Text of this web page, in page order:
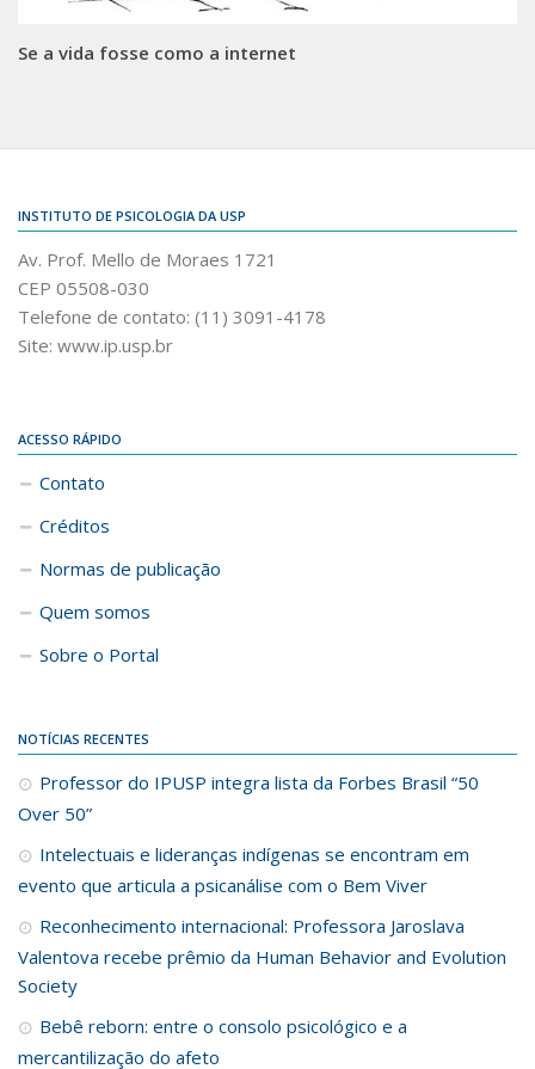
Se a vida fosse como a internet
INSTITUTO DE PSICOLOGIA DA USP
Av. Prof. Mello de Moraes 1721
CEP 05508-030
Telefone de contato: (11) 3091-4178
Site: www.ip.usp.br
ACESSO RÁPIDO
Contato
Créditos
Normas de publicação
Quem somos
Sobre o Portal
NOTÍCIAS RECENTES
Professor do IPUSP integra lista da Forbes Brasil “50
Over 50”
Intelectuais e lideranças indígenas se encontram em
evento que articula a psicanálise com o Bem Viver
Reconhecimento internacional: Professora Jaroslava
Valentova recebe prêmio da Human Behavior and Evolution
Society
Bebê reborn: entre o consolo psicológico e a
mercantilização do afeto